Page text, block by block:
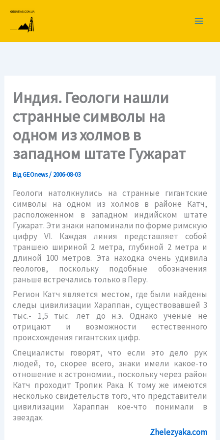
вмісту
Индия. Геологи нашли
странные символы на
одном из холмов в
западном штате Гужарат
ВідGEOnews/ 2006-08-03
Геологи натолкнулись на странные гигантские
символы на одном из холмов в районе Катч,
расположенном в западном индийском штате
Гужарат. Эти знаки напоминали по форме римскую
цифру VI. Каждая линия представляет собой
траншею шириной 2 метра, глубиной 2 метра и
длиной 100 метров. Эта находка очень удивила
геологов, поскольку подобные обозначения
раньше встречались только в Перу.
Регион Катч является местом, где были найдены
следы цивилизации Хараппан, существовавшей 3
тыс.- 1,5 тыс. лет до н.э. Однако ученые не
отрицают и возможности естественного
происхождения гигантских цифр.
Специалисты говорят, что если это дело рук
людей, то, скорее всего, знаки имели какое-то
отношение к астрономии., поскольку через район
Катч проходит Тропик Рака. К тому же имеются
несколько свидетельств того, что представители
цивилизации Хараппан кое-что понимали в
звездах.
Zhelezyaka.com